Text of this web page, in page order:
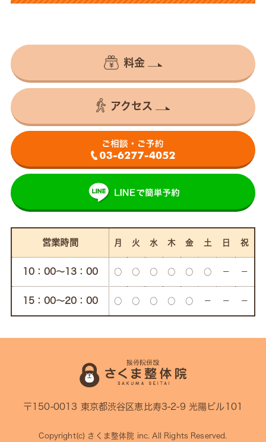
料金
アクセス
営業時間 月 火 水 木 金 土 日 祝
10：00〜13：00 ○ ○ ○ ○ ○ ○ － －
15：00〜20：00 ○ ○ ○ ○ ○ － － －
〒150-0013 東京都渋谷区恵比寿3-2-9 光陽ビル101
Copyright(c) さくま整体院 inc. All Rights Reserved.